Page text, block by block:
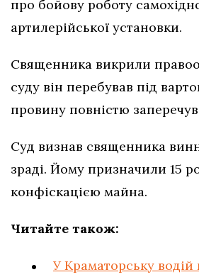
про бойову роботу
артилерійської установки.
Священника викрили
суду він перебував під
провину повністю
Суд визнав священника
зраді. Йому призначили 15
конфіскацією майна.
Читайте також:
У Краматорську